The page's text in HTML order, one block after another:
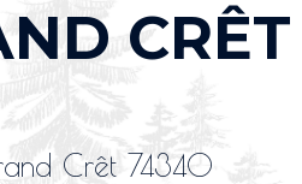
CRÊT
Crêt 74340